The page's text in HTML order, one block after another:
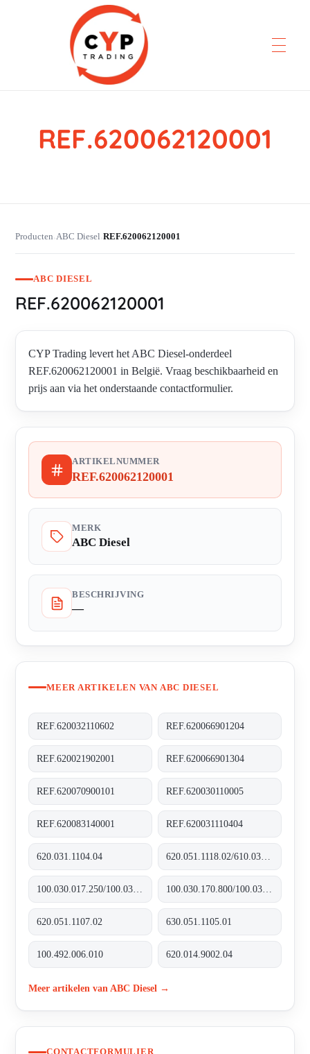
CYP Trading
Professionelle Ersatzteilbeschaffung
REF.620062120001
Producten›ABC Diesel›REF.620062120001
ABC DIESEL
REF.620062120001
CYP Trading levert het ABC Diesel-onderdeel
REF.620062120001 in België. Vraag beschikbaarheid en
prijs aan via het onderstaande contactformulier.
ARTIKELNUMMER
REF.620062120001
MERK
ABC Diesel
BESCHRIJVING
—
MEER ARTIKELEN VAN ABC DIESEL
REF.620032110602 REF.620066901204
REF.620021902001 REF.620066901304
REF.620070900101 REF.620030110005
REF.620083140001 REF.620031110404
620.031.1104.04
620.051.1107.02 630.051.1105.01
100.492.006.010 620.014.9002.04
Meer artikelen van ABC Diesel →
CONTACTFORMULIER